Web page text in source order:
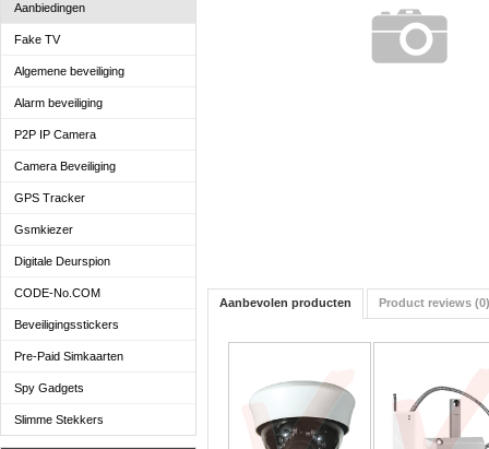
Aanbiedingen
Fake TV
Algemene beveiliging
Alarm beveiliging
P2P IP Camera
Camera Beveiliging
GPS Tracker
Gsmkiezer
Digitale Deurspion
CODE-No.COM
Beveiligingsstickers
Pre-Paid Simkaarten
Spy Gadgets
Slimme Stekkers
Aanbevolen producten Product reviews (0)